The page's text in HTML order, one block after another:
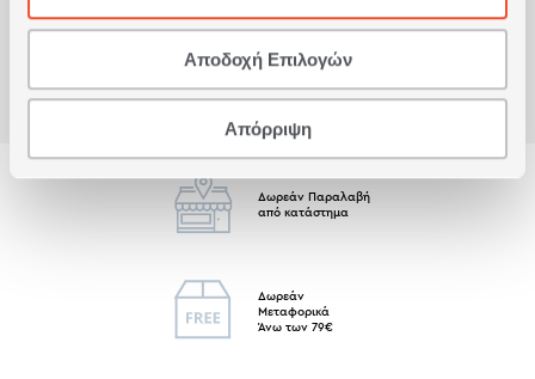
Αποδοχή Επιλογών
Απόρριψη
Δωρεάν Παραλαβή
από κατάστημα
Δωρεάν
Μεταφορικά
Άνω των 79€